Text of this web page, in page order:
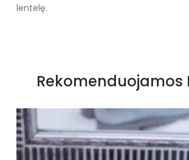
lentelę.
Išorinė medžiaga Eko oda
Vidus Tekstilė
Rekomenduojamos